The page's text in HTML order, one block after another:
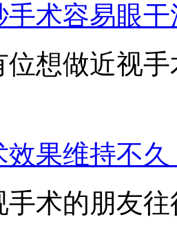
手术容易眼
位想做近视
效果维持不
手术的朋友